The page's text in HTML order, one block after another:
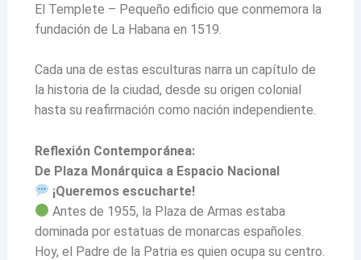
El Templete – Pequeño edificio que conmemora la
fundación de La Habana en 1519.
Cada una de estas esculturas narra un capítulo de
la historia de la ciudad, desde su origen colonial
hasta su reafirmación como nación independiente.
Reflexión Contemporánea:
De Plaza Monárquica a Espacio Nacional
¡Queremos escucharte!
Antes de 1955, la Plaza de Armas estaba
dominada por estatuas de monarcas españoles.
Hoy, el Padre de la Patria es quien ocupa su centro.